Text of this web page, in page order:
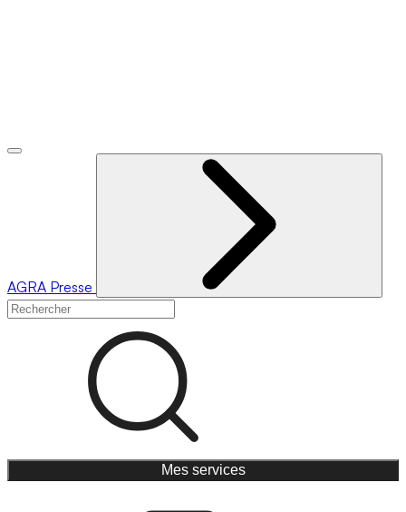
AGRA Presse
Mes services